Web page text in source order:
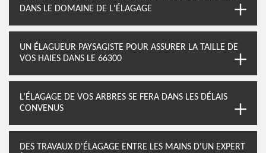
DANS LE DOMAINE DE L'ÉLAGAGE
UN ÉLAGUEUR PAYSAGISTE POUR ASSURER LA TAILLE DE
VOS HAIES DANS LE 66300
L’ÉLAGAGE DE VOS ARBRES SE FERA DANS LES DÉLAIS
CONVENUS
DES TRAVAUX D'ÉLAGAGE ENTRE LES MAINS D'UN EXPERT